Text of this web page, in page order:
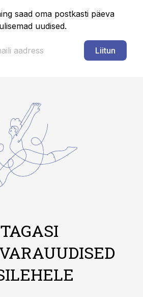
saad oma postkasti päeva
uudised.
Liitun
TAGASI